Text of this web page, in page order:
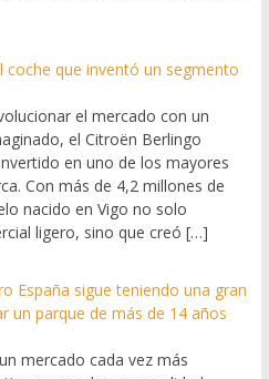
coche que inventó un segmento
el mercado con un
el Citroën Berlingo
en uno de los mayores
Con más de 4,2 millones de
nacido en Vigo no solo
ligero, sino que creó […]
España sigue teniendo una gran
un parque de más de 14 años
mercado cada vez más